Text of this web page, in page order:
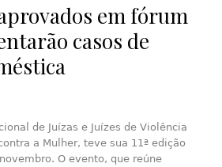
em fórum
casos de
de Juízas e Juízes de Violência
a Mulher, teve sua 11ª edição
O evento, que reúne